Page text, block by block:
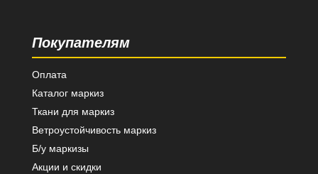
Покупателям
Оплата
Каталог маркиз
Ткани для маркиз
Ветроустойчивость маркиз
Б/у маркизы
Акции и скидки